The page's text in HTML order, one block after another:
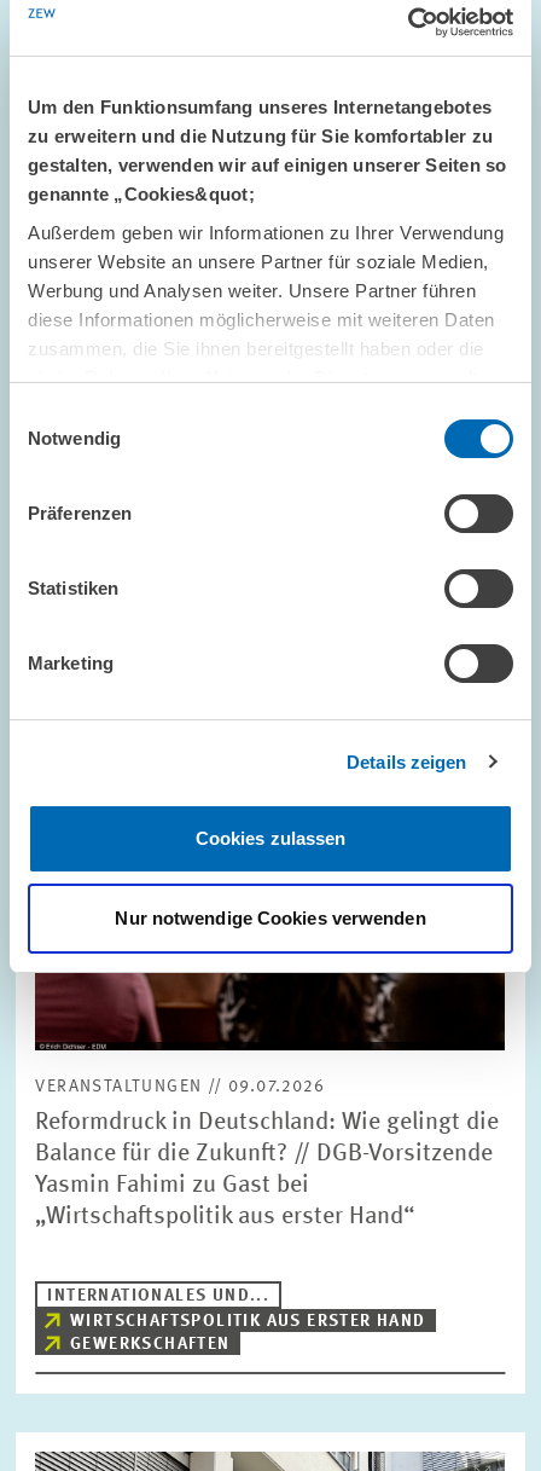
Um den Funktionsumfang unseres Internetangebotes
zu erweitern und die Nutzung für Sie komfortabler zu
gestalten, verwenden wir auf einigen unserer Seiten so
genannte „Cookies&quot;
Außerdem geben wir Informationen zu Ihrer Verwendung
unserer Website an unsere Partner für soziale Medien,
Werbung und Analysen weiter. Unsere Partner führen
diese Informationen möglicherweise mit weiteren Daten
zusammen, die Sie ihnen bereitgestellt haben oder die
sie im Rahmen Ihrer Nutzung der Dienste gesammelt
Notwendig
Präferenzen
Statistiken
Marketing
Details zeigen
Cookies zulassen
Nur notwendige Cookies verwenden
STANDPUNKT // 16.07.2026
Mehr Flexibilität ist nicht automatisch
besser: Die ETS-Reform darf das Preissignal
nicht entkernen // Standpunkt von Sebastian
GESCHÄFTSFÜHRUNG
Bild
vergrößerter
VERANSTALTUNGEN // 09.07.2026
Reformdruck in Deutschland: Wie gelingt die
Balance für die Zukunft? // DGB-Vorsitzende
Yasmin Fahimi zu Gast bei
„Wirtschaftspolitik aus erster Hand“
INTERNATIONALES UND...
WIRTSCHAFTSPOLITIK AUS ERSTER HAND
GEWERKSCHAFTEN
Bild